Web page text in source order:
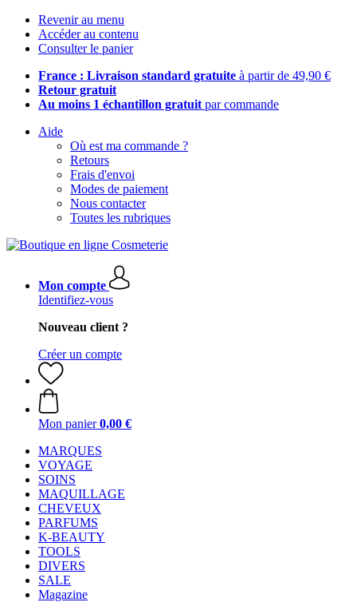
Revenir au menu
Accéder au contenu
Consulter le panier
France : Livraison standard gratuite à partir de 49,90 €
Retour gratuit
Au moins 1 échantillon gratuit par commande
Aide
Où est ma commande ?
Retours
Frais d'envoi
Modes de paiement
Nous contacter
Toutes les rubriques
Mon compte
Identifiez-vous
Nouveau client ?
Créer un compte
Mon panier 0,00 €
MARQUES
VOYAGE
SOINS
MAQUILLAGE
CHEVEUX
PARFUMS
K-BEAUTY
TOOLS
DIVERS
SALE
Magazine